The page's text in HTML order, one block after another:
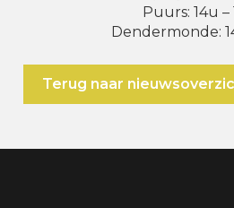
Puurs: 14u –
Dendermonde:
Terug naar